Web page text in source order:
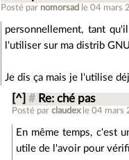
Posté par nomorsad le 04 mars
personnellement, tant
l'utiliser sur ma distrib
Je dis ça mais je l'utilise
[^] # Re: ché pas
Posté parclaudex le 04 mars
En même temps, c'est
utile de l'avoir pour